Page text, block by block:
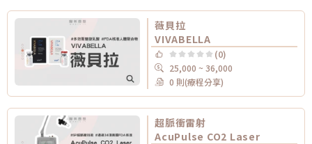
薇貝拉
VIVABELLA
(0)
25,000 ~ 36,000
0 則(療程分享)
超脈衝雷射
AcuPulse CO2 Laser